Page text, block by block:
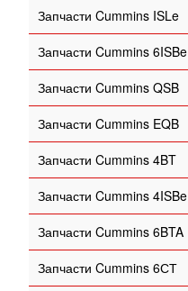
Запчасти Cummins ISLe
Запчасти Cummins 6ISBe
Запчасти Cummins QSB
Запчасти Cummins EQB
Запчасти Cummins 4BT
Запчасти Cummins 4ISBe
Запчасти Cummins 6BTA
Запчасти Cummins 6СТ